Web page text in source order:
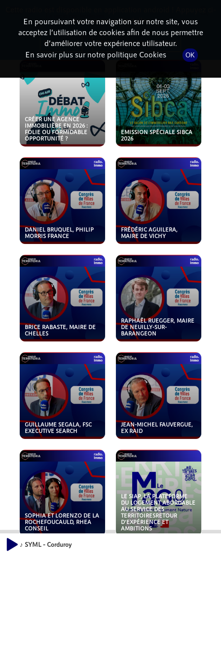
PODCASTS
CRÉER UNE AGENCE
IMMOBILIÈRE EN 2026 :
FOLIE OU FORMIDABLE
OPPORTUNITÉ ?
EMISSION SPÉCIALE SIBCA
2026
DANIEL BRUQUEL, PHILIP
MORRIS FRANCE
FRÉDÉRIC AGUILERA,
MAIRE DE VICHY
BRICE RABASTE, MAIRE DE
CHELLES
RAPHAËL RUEGGER, MAIRE
DE NEUILLY-SUR-
BARANGEON
GUILLAUME SEGALA, FSC
EXECUTIVE SEARCH
JEAN-MICHEL FAUVERGUE,
EX RAID
SOPHIA ET LORENZO DE LA
ROCHEFOUCAULD, RHEA
CONSEIL
LE SIAP, LA PLATEFORME
DU LOGEMENT ABORDABLE
AU SERVICE DES
TERRITOIRESRETOUR
D'EXPÉRIENCE ET
AMBITIONS
♪ SYML - Corduroy
En poursuivant votre navigation sur notre site, vous
acceptez l’utilisation de cookies afin de nous permettre
d’améliorer votre expérience utilisateur.
En savoir plus sur notre politique Cookies
OK
dessous pour l'installer.
Non merci Télécharger l'application